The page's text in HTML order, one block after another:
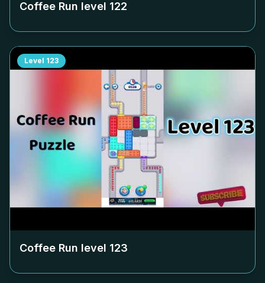
Coffee Run level 122
Level 123
Coffee Run level 123